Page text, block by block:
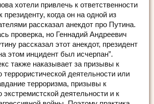
хотели привлечь к ответственности
президенту, когда он на одной из
рассказал анекдот про Путина.
проверка, но Геннадий Андреевич
рассказал этот анекдот, президент
этом инцидент был исчерпан”.
также наказывает за призывы к
деятельности или
терроризма, призывы к
деятельности и к